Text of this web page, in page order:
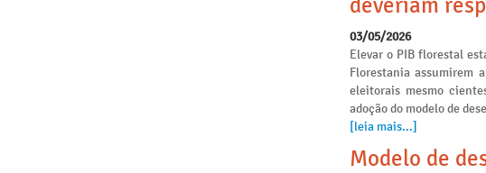
deveriam
03/05/2026
Elevar o PIB florestal
Florestania assumirem
eleitorais mesmo
adoção do modelo de
[leia mais...]
Modelo de